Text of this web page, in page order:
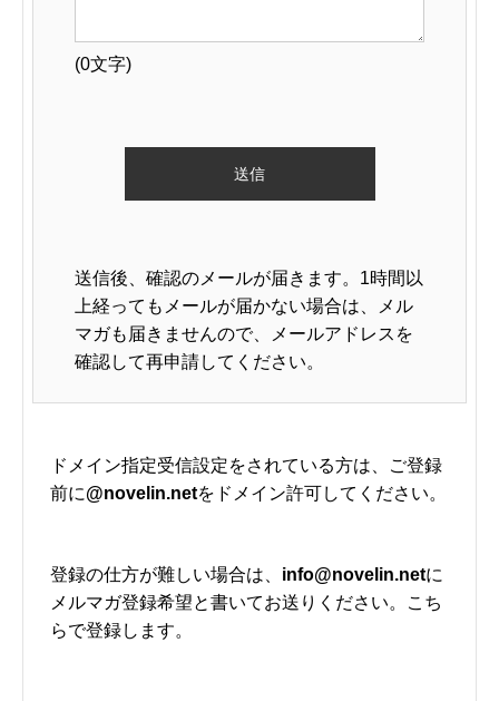
(0文字)
送信後、確認のメールが届きます。1時間以
上経ってもメールが届かない場合は、メル
マガも届きませんので、メールアドレスを
確認して再申請してください。
ドメイン指定受信設定をされている方は、ご登録
前に@novelin.netをドメイン許可してください。
登録の仕方が難しい場合は、 info@novelin.netに
メルマガ登録希望と書いてお送りください。こち
らで登録します。